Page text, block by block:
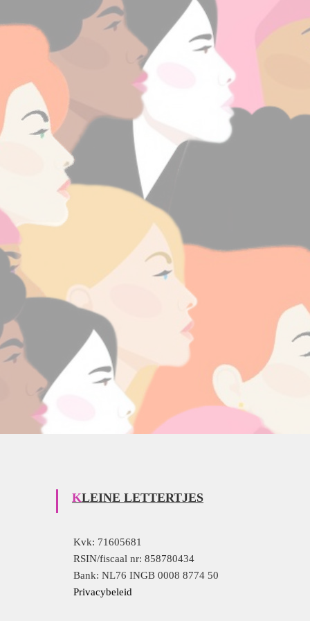
KLEINE LETTERTJES
Kvk: 71605681
RSIN/fiscaal nr: 858780434
Bank: NL76 INGB 0008 8774 50
Privacybeleid